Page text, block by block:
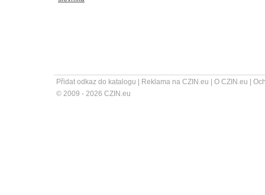
Přidat odkaz do katalogu Reklama na CZIN.eu O CZIN.eu
© 2009 - 2026 CZIN.eu